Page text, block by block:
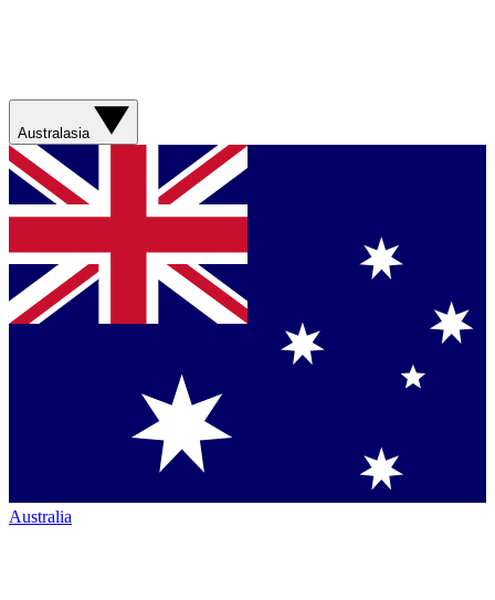
Australasia
Australia